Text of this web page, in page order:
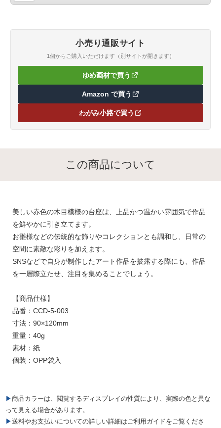
小売り通販サイト
1個からご購入いただけます（別サイトが開きます）
ゆめ画材で買う（新しいタブで開きます）
Amazon で買う（新しいタブで開きます）
わがみ小路で買う（新しいタブで開きます）
この商品について
美しい赤色の木目模様の台座は、上品かつ温かい雰囲気で作品
を鮮やかに引き立てます。
お雛様などの伝統的な飾りやコレクションとも調和し、日常の
空間に素敵な彩りを加えます。
SNSなどで自身が制作したアート作品を披露する際にも、作品
を一層際立たせ、注目を集めることでしょう。
【商品仕様】
品番：CCD-5-003
寸法：90×120mm
重量：40g
素材：紙
個装：OPP袋入
▶商品カラーは、閲覧するディスプレイの性質により、実際の色と異な
って見える場合があります。
▶送料やお支払いについての詳しい詳細はご利用ガイドをご覧くださ